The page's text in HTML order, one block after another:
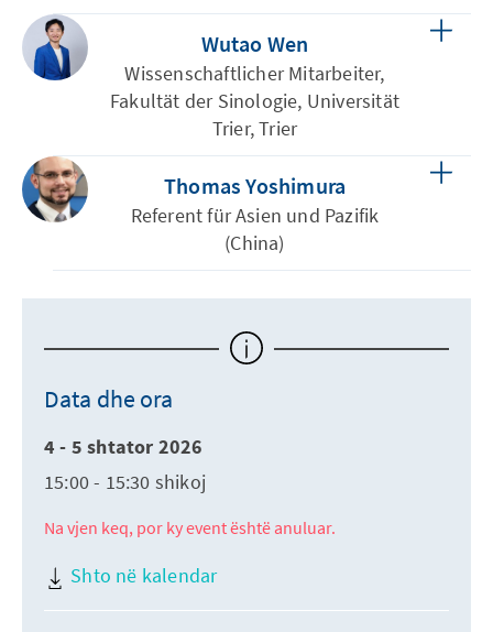
Wutao Wen
Wissenschaftlicher Mitarbeiter,
Fakultät der Sinologie, Universität
Trier, Trier
Thomas Yoshimura
Referent für Asien und Pazifik
(China)
Data dhe ora
4 - 5 shtator 2026
15:00 - 15:30 shikoj
Na vjen keq, por ky event është anuluar.
Shto në kalendar